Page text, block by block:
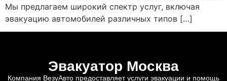
Мы предлагаем широкий спектр услуг, включая
эвакуацию автомобилей различных типов […]
Эвакуатор Москва
Компания ВезуАвто предоставляет услуги эвакуации и помощь